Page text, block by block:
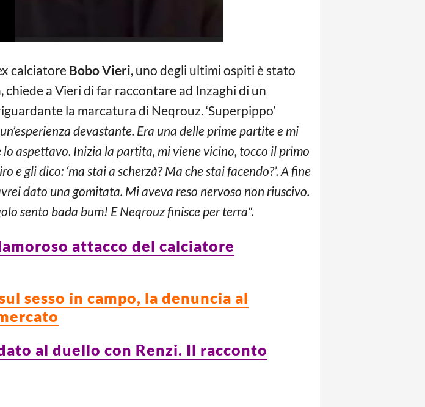
calciatore Bobo Vieri, uno degli ultimi ospiti è stato
a Vieri di far raccontare ad Inzaghi di un
la marcatura di Neqrouz. ‘Superpippo’
devastante. Era una delle prime partite e mi
aspettavo. Inizia la partita, mi viene vicino, tocco il primo
gli dico: ‘ma stai a scherzà? Ma che stai facendo?’. A fine
dato una gomitata. Mi aveva reso nervoso non riuscivo.
sento bada bum! E Neqrouz finisce per terra“.
attacco del calciatore
sesso in campo, la denuncia al
al duello con Renzi. Il racconto